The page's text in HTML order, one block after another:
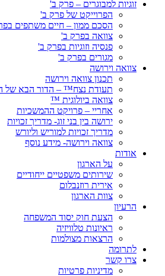
זוגיות למבוגרים – פרק ב'
הפרוייקט של פרק ב'
הסכם ממון – חיים משתפים
צוואה בפרק ב'
פנסיה וזוגיות בפרק ב'
מגורים בפרק ב'
צוואה וירושה
תכנון צוואה וירושה
תעודת נצח™ – הדור הבא של
צוואה ביולוגית ™
אחריי – פרויקט ההמשכיות
ירושה בין בני זוג- מדריך זכויות
מדריך זכויות למוריש וליורש
צוואה וירושה- מידע נוסף
אודות
על הארגון
שירותים משפטיים ייחודיים
אירית רוזנבלום
צוות הארגון
הרעיון
הצעת חוק יסוד המשפחה
ראיונות טלוויזיה
הרצאות מצולמות
לתרומה
צרו קשר
מדיניות פרטיות